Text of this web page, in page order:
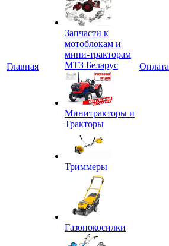
Главная
Запчасти к
мотоблокам и
мини-тракторам
МТЗ Беларус
Минитракторы и
Тракторы
Триммеры
Газонокосилки
Оплата